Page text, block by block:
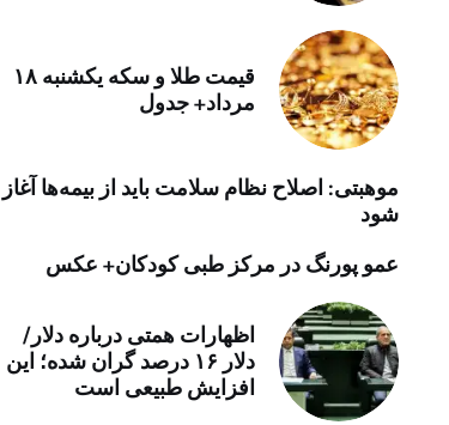
قیمت طلا و سکه یکشنبه ۱۸
مرداد+ جدول
موهبتی: اصلاح نظام سلامت باید از بیمه‌ها آغاز
شود
عمو پورنگ در مرکز طبی کودکان+ عکس
اظهارات همتی درباره دلار/
دلار ۱۶ درصد گران شده؛ این
افزایش طبیعی است